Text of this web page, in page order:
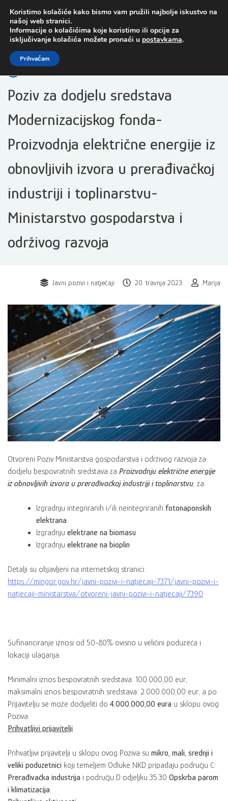
Open toolbar
sadržaj
Poziv za dodjelu sredstava
Modernizacijskog fonda-
Proizvodnja električne energije iz
obnovljivih izvora u prerađivačkoj
industriji i toplinarstvu-
Ministarstvo gospodarstva i
održivog razvoja
Javni pozivi i natječaji 20. travnja 2023. Marija
Otvoreni Poziv Ministarstva gospodarstva i održivog razvoja za
dodjelu bespovratnih sredstava za Proizvodnju električne energije
iz obnovljivih izvora u prerađivačkoj industriji i toplinarstvu, za:
Izgradnju integriranih i/ili neintegriranih fotonaponskih
elektrana
Izgradnju elektrane na biomasu
Izgradnju elektrane na bioplin
Detalji su objavljeni na internetskoj stranici:
https://mingor.gov.hr/javni-pozivi-i-natjecaji-7371/javni-pozivi-i-
natjecaji-ministarstva/otvoreni-javni-pozivi-i-natjecaji/7390
Sufinanciranje iznosi od 50-80% ovisno u veličini poduzeća i
lokaciji ulaganja.
Minimalni iznos bespovratnih sredstava: 100.000,00 eur,
maksimalni iznos bespovratnih sredstava: 2.000.000,00 eur, a po
Prijavitelju se može dodijeliti do 4.000.000,00 eura u sklopu ovog
Poziva.
Prihvatljivi prijavitelji
Prihvatljivi prijavitelji u sklopu ovog Poziva su mikro, mali, srednji i
veliki poduzetnici koji temeljem Odluke NKD pripadaju području C:
Prerađivačka industrija i području D odjeljku 35.30 Opskrba parom
i klimatizacija.
Koristimo kolačiće kako bismo vam pružili najbolje iskustvo na
našoj web stranici.
Informacije o kolačićima koje koristimo ili opcije za
isključivanje kolačića možete pronaći u postavkama.
Prihvaćam